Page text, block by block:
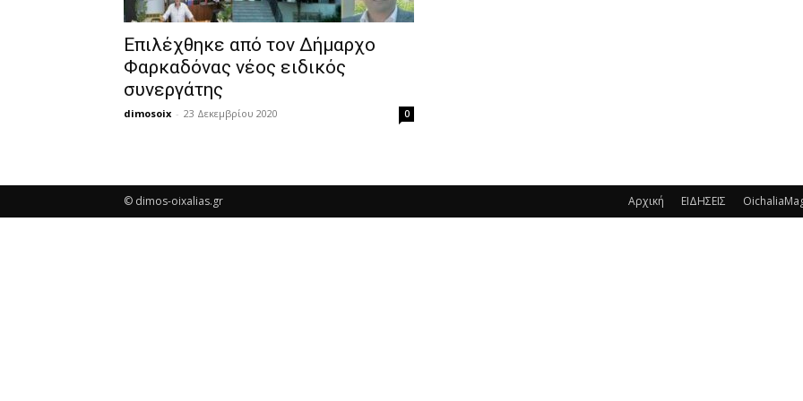
Επιλέχθηκε από τον Δήμαρχο
Φαρκαδόνας νέος ειδικός
συνεργάτης
dimosoix - 23 Δεκεμβρίου 2020 0
Αρχική ΕΙΔΗΣΕΙΣ
© dimos-oixalias.gr